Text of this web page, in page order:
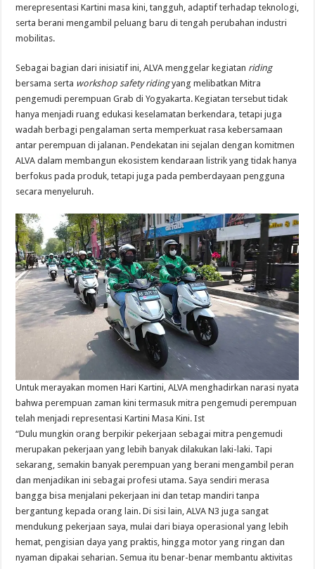
merepresentasi Kartini masa kini, tangguh, adaptif terhadap teknologi,
serta berani mengambil peluang baru di tengah perubahan industri
mobilitas.
Sebagai bagian dari inisiatif ini, ALVA menggelar kegiatan riding
bersama serta workshop safety ridingyang melibatkan Mitra
pengemudi perempuan Grab di Yogyakarta. Kegiatan tersebut tidak
hanya menjadi ruang edukasi keselamatan berkendara, tetapi juga
wadah berbagi pengalaman serta memperkuat rasa kebersamaan
antar perempuan di jalanan. Pendekatan ini sejalan dengan komitmen
ALVA dalam membangun ekosistem kendaraan listrik yang tidak hanya
berfokus pada produk, tetapi juga pada pemberdayaan pengguna
secara menyeluruh.
Untuk merayakan momen Hari Kartini, ALVA menghadirkan narasi nyata
bahwa perempuan zaman kini termasuk mitra pengemudi perempuan
telah menjadi representasi Kartini Masa Kini. Ist
“Dulu mungkin orang berpikir pekerjaan sebagai mitra pengemudi
merupakan pekerjaan yang lebih banyak dilakukan laki-laki. Tapi
sekarang, semakin banyak perempuan yang berani mengambil peran
dan menjadikan ini sebagai profesi utama. Saya sendiri merasa
bangga bisa menjalani pekerjaan ini dan tetap mandiri tanpa
bergantung kepada orang lain. Di sisi lain, ALVA N3 juga sangat
mendukung pekerjaan saya, mulai dari biaya operasional yang lebih
hemat, pengisian daya yang praktis, hingga motor yang ringan dan
nyaman dipakai seharian. Semua itu benar-benar membantu aktivitas